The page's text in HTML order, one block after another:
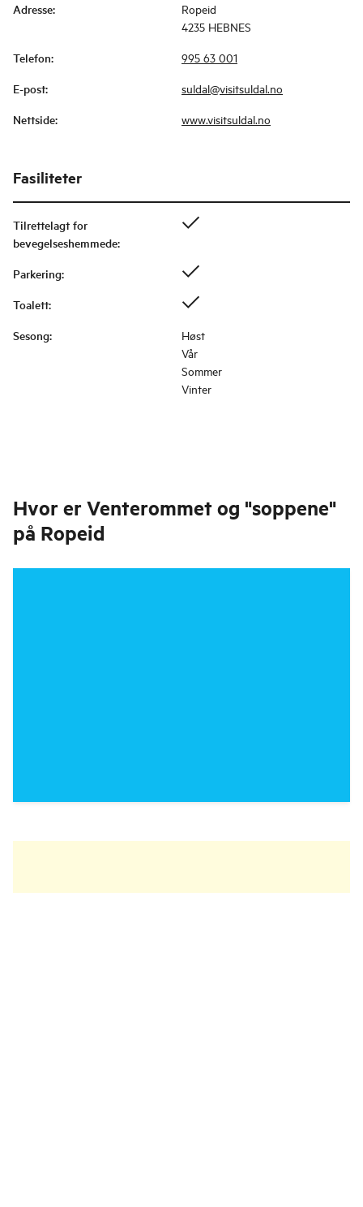
Adresse:
Ropeid
4235 HEBNES
Telefon: 995 63 001
E-post: suldal@visitsuldal.no
Nettside: www.visitsuldal.no
Fasiliteter
Tilrettelagt for
bevegelseshemmede:
Parkering:
Toalett:
Sesong:
Høst
Vår
Sommer
Vinter
Hvor er Venterommet og "soppene"
på Ropeid